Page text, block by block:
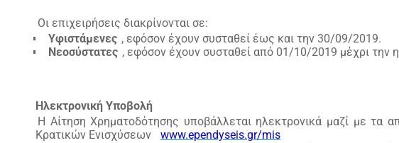
Οι επιχειρήσεις διακρίνονται σε:
Υφιστάμενες , εφόσον έχουν συσταθεί έως και την 30/09/2019.
Νεοσύστατες , εφόσον έχουν συσταθεί από 01/10/2019 μέχρι την
Ηλεκτρονική Υποβολή
Η Αίτηση Χρηματοδότησης υποβάλλεται ηλεκτρονικά μαζί με τα
Κρατικών Ενισχύσεων
www.ependyseis.gr/mis